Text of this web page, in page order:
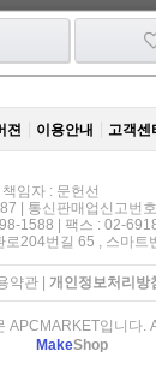
젼 이용안내 고객센
임자 : 문헌선
| 통신판매업신고번
1588 | 팩스 : 02-
로204번길 65 , 스마트
약관| 개인정보처리방
입니다.
MakeShop